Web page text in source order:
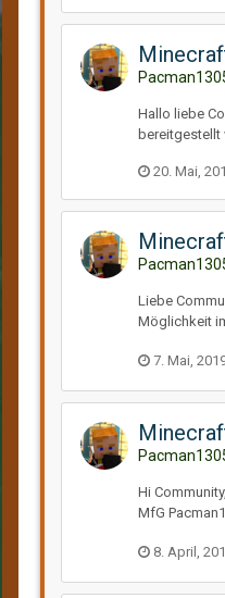
Hallo liebe
bereitgestellt
20. Mai,
Liebe
Möglichkeit
7. Mai,
Hi
MfG
8. April,